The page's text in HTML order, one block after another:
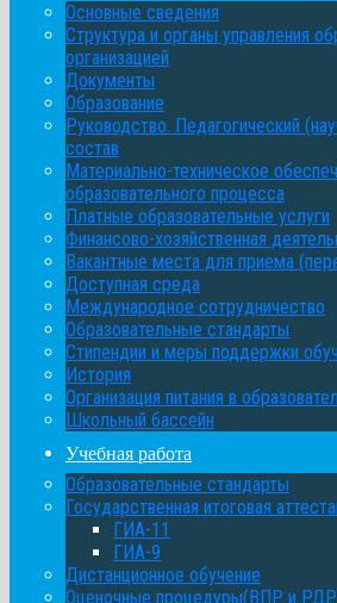
Основные сведения
Структура и органы управления
организацией
Документы
Образование
Руководство. Педагогический
состав
Материально-техническое
образовательного процесса
Платные образовательные услуги
Финансово-хозяйственная
Вакантные места для приема
Доступная среда
Международное сотрудничество
Образовательные стандарты
Стипендии и меры поддержки
История
Организация питания в
Школьный бассейн
Учебная работа
Образовательные стандарты
Государственная итоговая
ГИА-11
ГИА-9
Дистанционное обучение
Оценочные процедуры(ВПР и